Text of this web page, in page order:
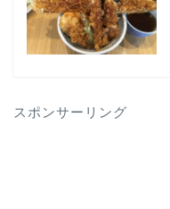
スポンサーリング